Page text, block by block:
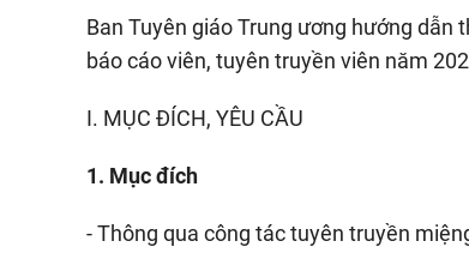
Ban Tuyên giáo Trung ương hướng
báo cáo viên, tuyên truyền viên năm
I. MỤC ĐÍCH, YÊU CẦU
1. Mục đích
- Thông qua công tác tuyên truyền